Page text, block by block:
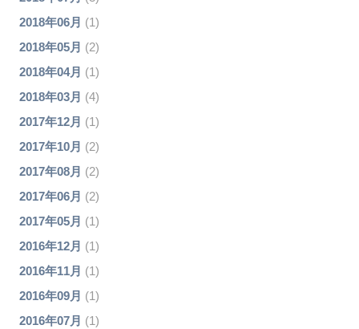
2018年06月 (1)
2018年05月 (2)
2018年04月 (1)
2018年03月 (4)
2017年12月 (1)
2017年10月 (2)
2017年08月 (2)
2017年06月 (2)
2017年05月 (1)
2016年12月 (1)
2016年11月 (1)
2016年09月 (1)
2016年07月 (1)